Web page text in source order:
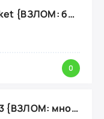
Hydraulic Press Pocket {ВЗЛОМ: бесконечные деньги}
0
Trenches of Europe 3 {ВЗЛОМ: много денег}